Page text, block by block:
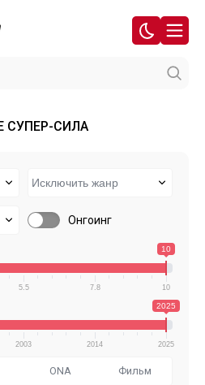
СУПЕР-СИЛА
Онгоинг
10
5.5 7.8 10
2025
2003 2014 2025
ONA Фильм